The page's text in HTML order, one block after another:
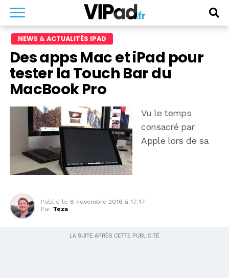
NEWS & ACTUALITÉS IPAD
Des apps Mac et iPad pour
tester la Touch Bar du
MacBook Pro
Vu le temps
consacré par
Apple lors de sa
Publié le 8 novembre 2016 à 17:17
Par Teza